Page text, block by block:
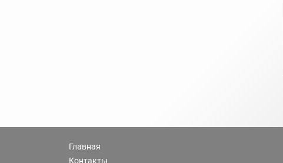
Главная
Контакты